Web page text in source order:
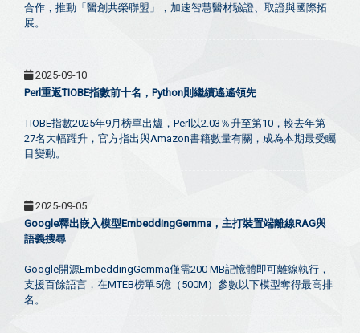
合作，推動「醫創共榮聯盟」，加速智慧醫材驗證、取證與國際拓
展。
2025-09-10
Perl重返TIOBE指數前十名，Python則繼續遙遙領先
TIOBE指數2025年9月榜單出爐，Perl以2.03％升至第10，較去年第
27名大幅躍升，官方指出與Amazon書籍數量有關，成為本期最受矚
目變動。
2025-09-05
Google釋出嵌入模型EmbeddingGemma，主打裝置端離線RAG與
語義搜尋
Google開源EmbeddingGemma僅需200 MB記憶體即可離線執行，
支援百餘語言，在MTEB榜單5億（500M）參數以下模型奪得最高排
名。